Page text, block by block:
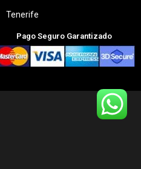
Tenerife
Pago Seguro Garantizado